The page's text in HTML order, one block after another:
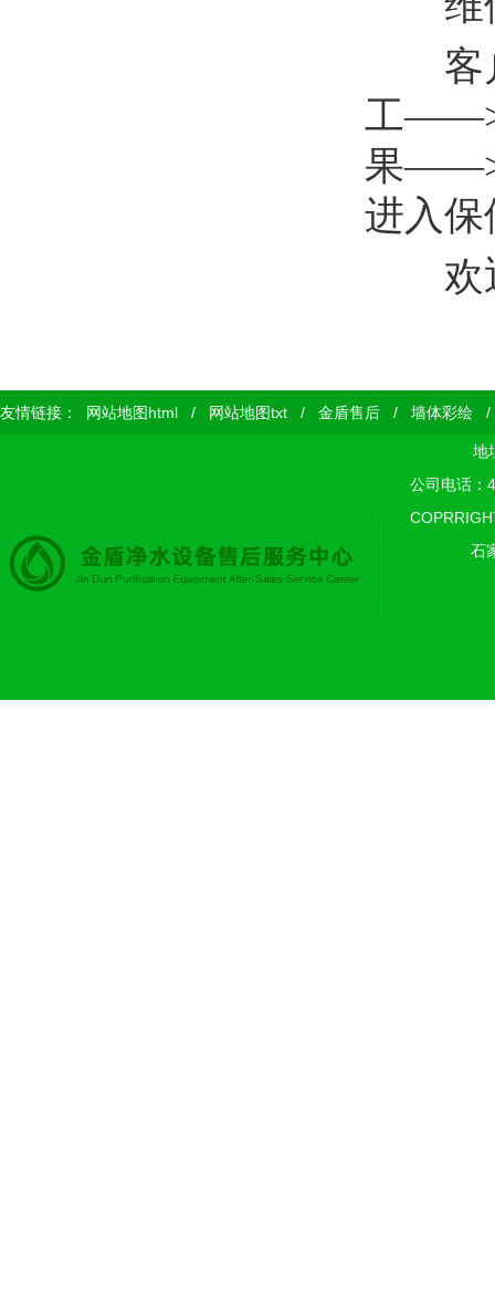
客户
工——>
果
进入保
欢迎
友情链接： 网站地图html / 网站地图txt / 金盾售后 / 墙体彩绘
地
公司电话：
石